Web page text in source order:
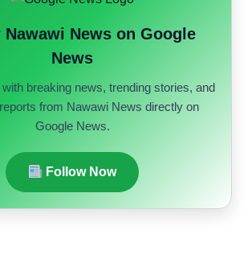
Nawawi News on Google
News
breaking news, trending stories, and
from Nawawi News directly on
Google News.
Follow Now